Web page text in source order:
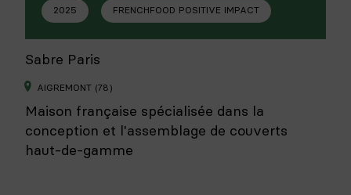
2025 FRENCHFOOD POSITIVE IMPACT
Sabre Paris
AIGREMONT (78)
Maison française spécialisée dans la
conception et l'assemblage de couverts
haut-de-gamme